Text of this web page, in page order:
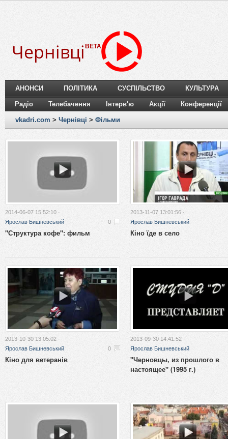
Чернівці BETA
АНОНСИ ПОЛІТИКА СУСПІЛЬСТВО КУЛЬТУРА
Радіо Телебачення Інтерв'ю Акції Конференції
vkadri.com > Чернівці > Фільми
2014-06-07 15:52:10 ·
Ярослав Бишневський
0
"Структура кофе": фильм
2013-11-07 13:01:56 ·
Ярослав Бишневський
Кіно їде в село
2013-10-30 13:05:02 ·
Ярослав Бишневський
0
Кіно для ветеранів
2013-09-30 14:41:52 ·
Ярослав Бишневський
"Черновцы, из прошлого в
настоящее" (1995 г.)